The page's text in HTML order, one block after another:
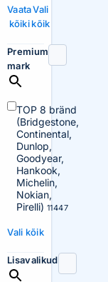
Vaata
kõiki
Vali
kõik
Premium
mark
TOP 8 bränd
(Bridgestone,
Continental,
Dunlop,
Goodyear,
Hankook,
Michelin,
Nokian,
Pirelli) 11447
Vali kõik
Lisavalikud